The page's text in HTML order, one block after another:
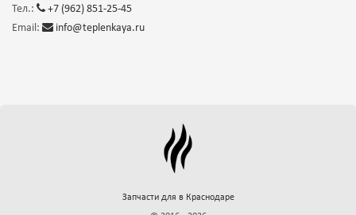
Тел.:
+7 (962) 851-25-45
Email:
info@teplenkaya.ru
Запчасти для в Краснодаре